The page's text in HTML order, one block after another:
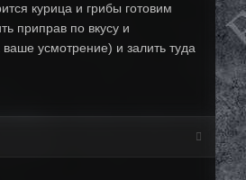
курица и грибы готовим
приправ по вкусу и
усмотрение) и залить туда